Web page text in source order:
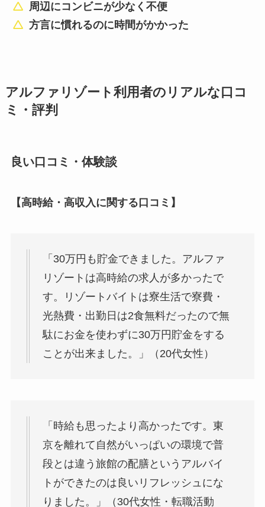
周辺にコンビニが少なく不便
方言に慣れるのに時間がかかった
アルファリゾート利用者のリアルな口コ
ミ・評判
良い口コミ・体験談
【高時給・高収入に関する口コミ】
「30万円も貯金できました。アルファ
リゾートは高時給の求人が多かったで
す。リゾートバイトは寮生活で寮費・
光熱費・出勤日は2食無料だったので無
駄にお金を使わずに30万円貯金をする
ことが出来ました。」（20代女性）
「時給も思ったより高かったです。東
京を離れて自然がいっぱいの環境で普
段とは違う旅館の配膳というアルバイ
トができたのは良いリフレッシュにな
りました。」（30代女性・転職活動